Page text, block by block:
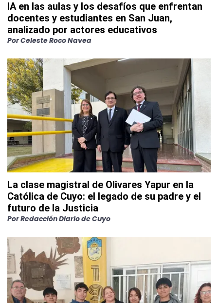
IA en las aulas y los desafíos que enfrentan
docentes y estudiantes en San Juan,
analizado por actores educativos
PorCeleste Roco Navea
La clase magistral de Olivares Yapur en la
Católica de Cuyo: el legado de su padre y el
futuro de la Justicia
PorRedacción Diario de Cuyo